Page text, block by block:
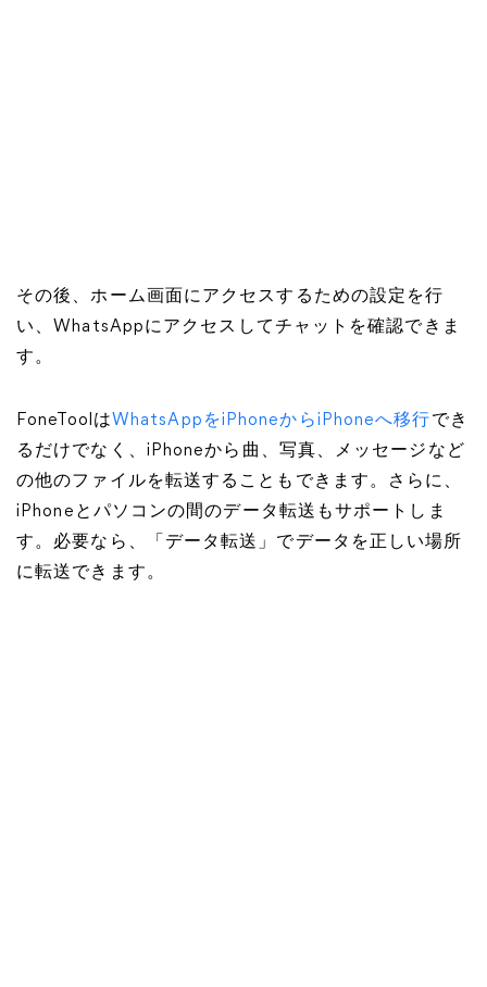
その後、ホーム画面にアクセスするための設定を行
い、WhatsAppにアクセスしてチャットを確認できま
す。
FoneToolはWhatsAppをiPhoneからiPhoneへ移行でき
るだけでなく、iPhoneから曲、写真、メッセージなど
の他のファイルを転送することもできます。さらに、
iPhoneとパソコンの間のデータ転送もサポートしま
す。必要なら、「データ転送」でデータを正しい場所
に転送できます。